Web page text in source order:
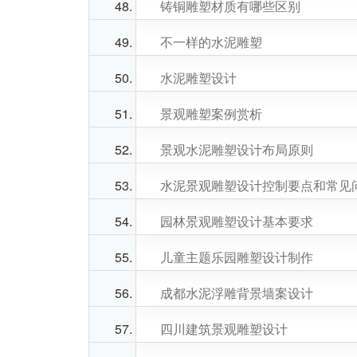
铸铜雕塑材质有哪些区别
不一样的水泥雕塑
水泥雕塑设计
景观雕塑案例赏析
景观水泥雕塑设计布局原则
水泥景观雕塑设计控制要点和常见
园林景观雕塑设计基本要求
儿童主题乐园雕塑设计制作
成都水泥浮雕背景墙案设计
四川建筑景观雕塑设计